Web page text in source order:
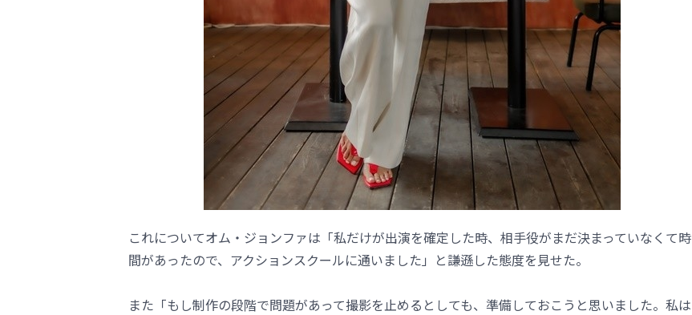
これについてオム・ジョンファは「私だけが出演を確定した時、相手役がまだ決まっていなくて時
間があったので、アクションスクールに通いました」と謙遜した態度を見せた。
また「もし制作の段階で問題があって撮影を止めるとしても、準備しておこうと思いました。私は